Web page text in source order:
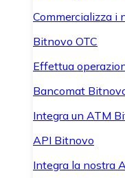
Commercializza i
Bitnovo OTC
Effettua
Bancomat
Integra un ATM
API Bitnovo
Integra la nostra